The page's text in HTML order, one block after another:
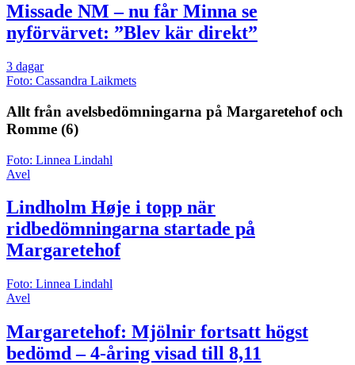
Missade NM – nu får Minna se
nyförvärvet: ”Blev kär direkt”
3 dagar
Foto: Cassandra Laikmets
Allt från avelsbedömningarna på Margaretehof och
Romme (6)
Foto: Linnea Lindahl
Avel
Lindholm Høje i topp när
ridbedömningarna startade på
Margaretehof
Foto: Linnea Lindahl
Avel
Margaretehof: Mjölnir fortsatt högst
bedömd – 4-åring visad till 8,11